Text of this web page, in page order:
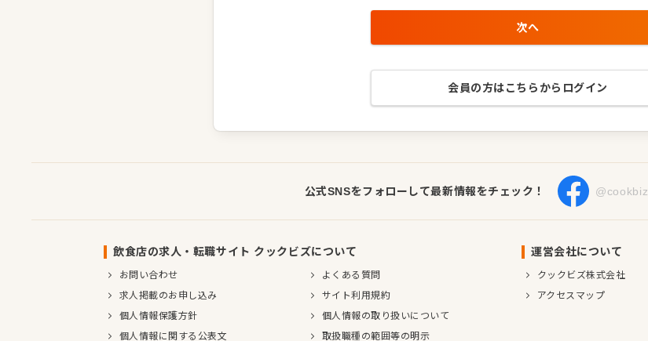
次へ
会員の方はこちらからログイン
公式SNSをフォローして最新情報をチェック！ @cookbiz
飲食店の求人・転職サイト クックビズについて
お問い合わせ
よくある質問
求人掲載のお申し込み
サイト利用規約
個人情報保護方針
個人情報の取り扱いについて
個人情報に関する公表文
取扱職種の範囲等の明示
運営会社について
クックビズ株式会社
アクセスマップ